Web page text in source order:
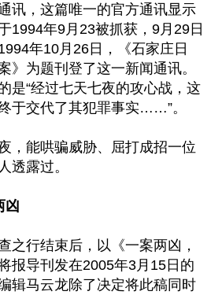
讯，这篇唯一的官方通讯显示
1994年9月23被抓获，9月29日
年10月26日，《石家庄日
》为题刊登了这一新闻通讯。
是“经过七天七夜的攻心战，这
于交代了其犯罪事实……”。
，能哄骗威胁、屈打成招一位
透露过。
凶
之行结束后，以《一案两凶，
报导刊发在2005年3月15日的
辑马云龙除了决定将此稿同时